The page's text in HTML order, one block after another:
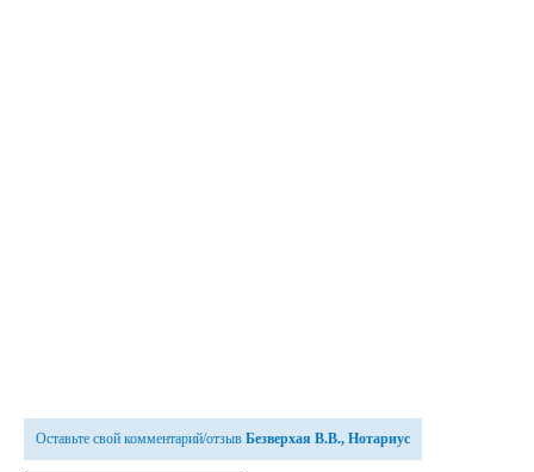
Оставьте свой комментарий/отзыв Безверхая В.В., Нотариус